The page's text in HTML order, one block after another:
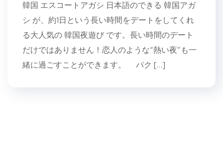
韓国 エスコートアガシ 日本語のできる 韓国アガ
シ が、約1日という長い時間をデートをしてくれ
る大人気の 韓国夜遊び です。長い時間のデート
だけではありません！恋人のような“熱い夜”も一
緒に過ごすことができます。 パク […]